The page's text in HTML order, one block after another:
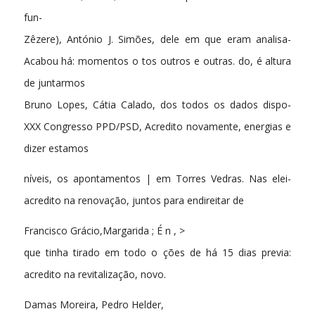
fun-
Zêzere), António J. Simões, dele em que eram analisa-
Acabou há: momentos o tos outros e outras. do, é altura
de juntarmos
Bruno Lopes, Cátia Calado, dos todos os dados dispo-
XXX Congresso PPD/PSD, Acredito novamente, energias e
dizer estamos
níveis, os apontamentos | em Torres Vedras. Nas elei-
acredito na renovação, juntos para endireitar de
Francisco Grácio,Margarida ; É n , >
que tinha tirado em todo o ções de há 15 dias previa:
acredito na revitalização, novo.
Damas Moreira, Pedro Helder,